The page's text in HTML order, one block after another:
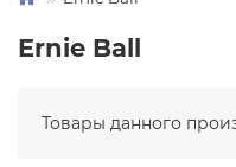
Ernie Ball
Товары данного